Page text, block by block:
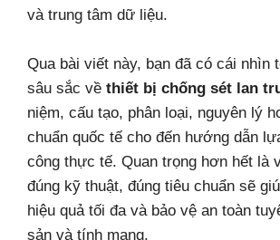
và trung tâm dữ liệu.
Qua bài viết này, bạn đã có cái nhìn
sâu sắc về thiết bị chống sét lan
niệm, cấu tạo, phân loại, nguyên lý
chuẩn quốc tế cho đến hướng dẫn
công thực tế. Quan trọng hơn hết là
đúng kỹ thuật, đúng tiêu chuẩn sẽ
hiệu quả tối đa và bảo vệ an toàn
sản và tính mạng.